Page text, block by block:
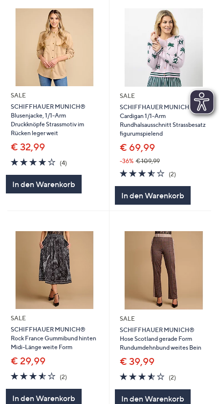
SALE
SCHIFFHAUER MUNICH®
Blusenjacke, 1/1-Arm
Druckknöpfe Strassmotiv im
Rücken leger weit
€ 32,99
3.8
von
(4)
In den Warenkorb
SALE
SCHIFFHAUER MUNICH®
Cardigan 1/1-Arm
Rundhalsausschnitt Strassbesatz
figurumspielend
€ 69,99
-36% € 109,99
3.5
von
5
(2)
In den Warenkorb
SALE
SCHIFFHAUER MUNICH®
Rock France Gummibund hinten
Midi-Länge weite Form
€ 29,99
3.5
von
(2)
In den Warenkorb
SALE
SCHIFFHAUER MUNICH®
Hose Scotland gerade Form
Rundumdehnbund weites Bein
€ 39,99
3.5
von
(2)
In den Warenkorb